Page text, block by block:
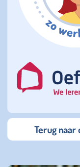
Terug